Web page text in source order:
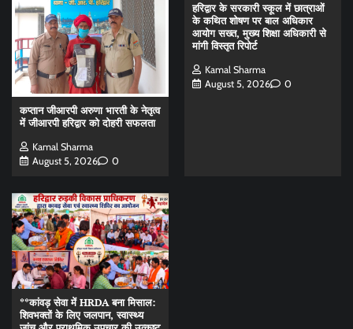
कप्तान जीआरपी अरुणा भारती के नेतृत्व
में जीआरपी हरिद्वार को दोहरी सफलता
Kamal Sharma
August 5, 2026
0
हरिद्वार के सरकारी स्कूल में छात्राओं
के कथित शोषण पर बाल अधिकार
आयोग सख्त, मुख्य शिक्षा अधिकारी से
मांगी विस्तृत रिपोर्ट
Kamal Sharma
August 5, 2026
0
**कांवड़ सेवा में HRDA बना मिसाल:
शिवभक्तों के लिए जलपान, स्वास्थ्य